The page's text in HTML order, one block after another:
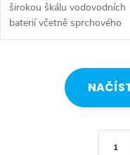
širokou škálu vodovodních
baterií včetně sprchového
systému s ruční a hlavovou
hranatým designem a
funkčností. Série:...
1